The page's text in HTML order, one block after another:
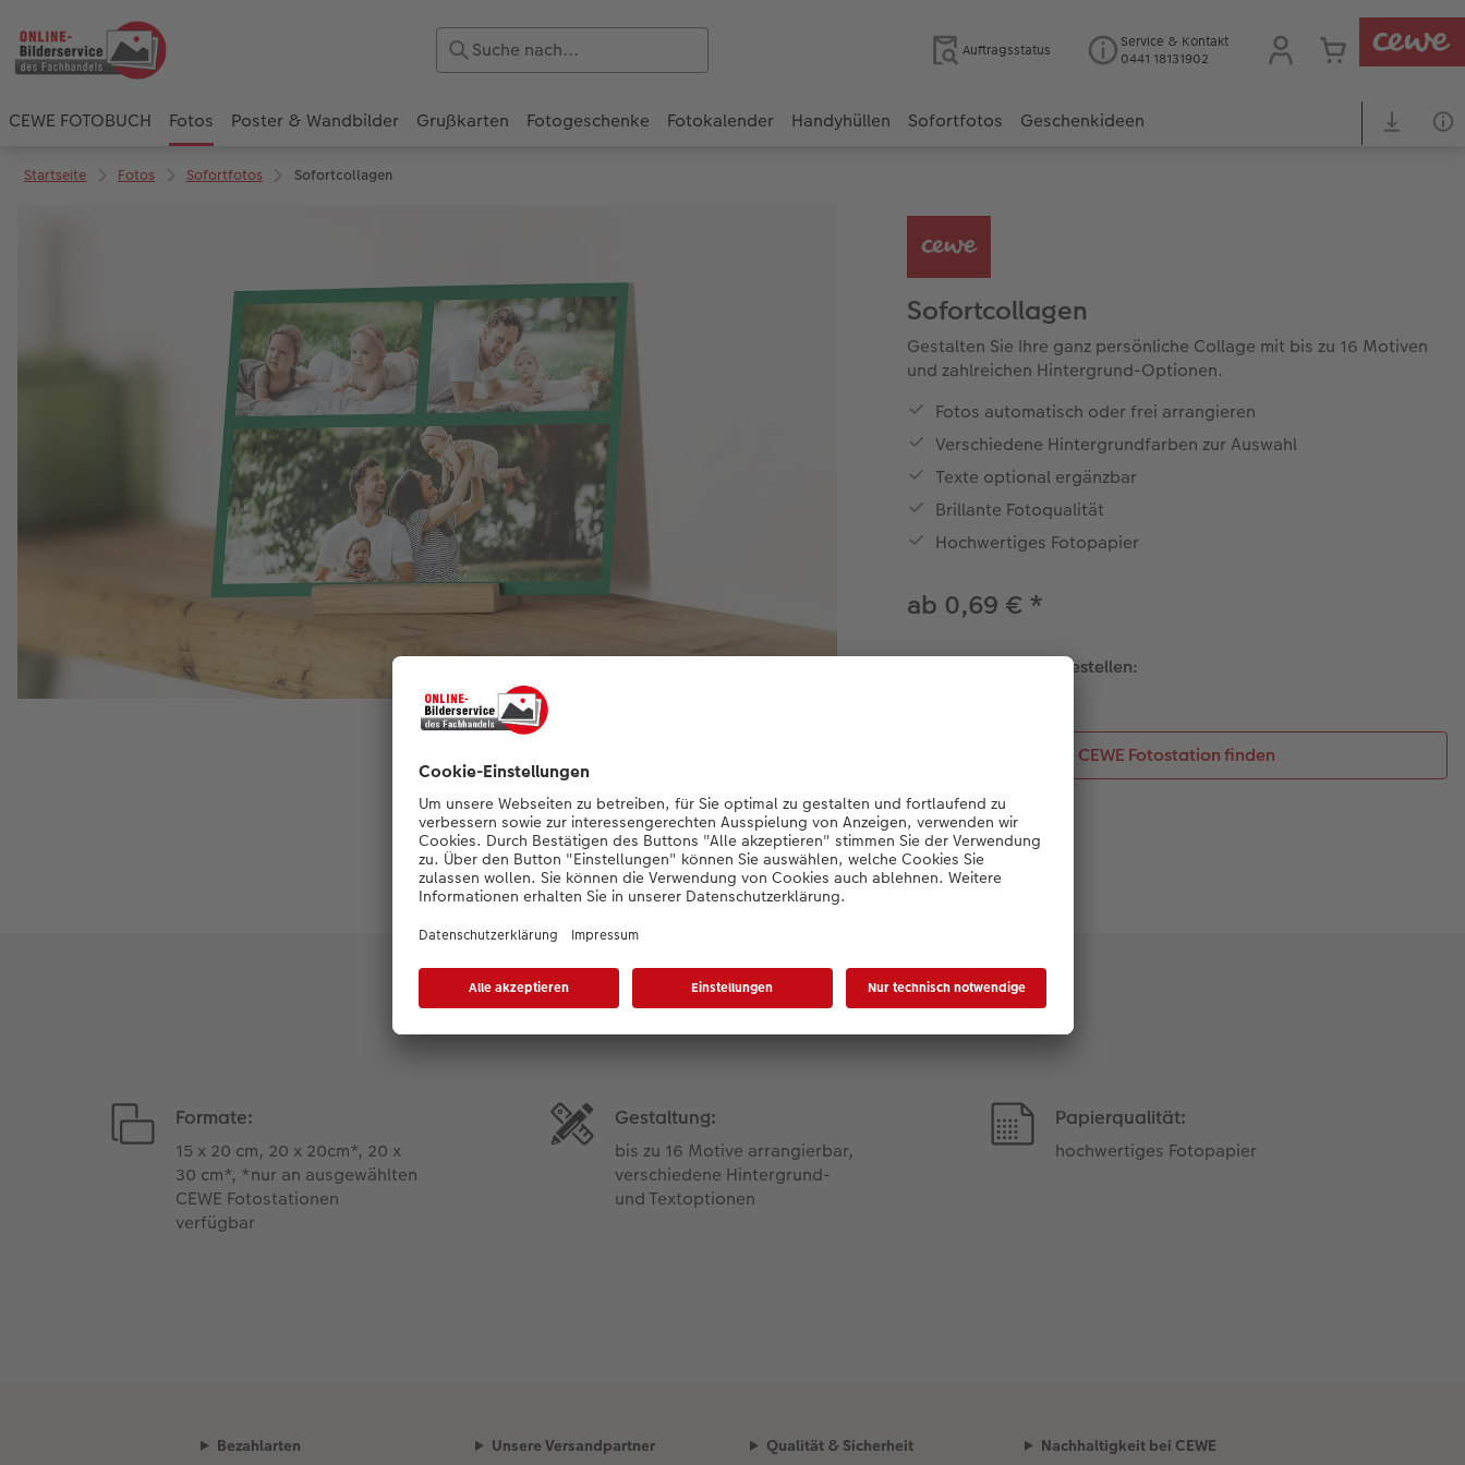
Auftragsstatus
Service & Kontakt
0441 18131902
CEWE FOTOBUCH Fotos Poster & Wandbilder Grußkarten Fotogeschenke Fotokalender Handyhüllen Sofortfotos Geschenkideen
Startseite Fotos Sofortfotos Sofortcollagen
Sofortcollagen
Gestalten Sie Ihre ganz persönliche Collage mit bis zu 16 Motiven
und zahlreichen Hintergrund-Optionen.
Fotos automatisch oder frei arrangieren
Verschiedene Hintergrundfarben zur Auswahl
Texte optional ergänzbar
Brillante Fotoqualität
Hochwertiges Fotopapier
ab 0,69 € *
Jetzt gestalten und bestellen:
CEWE Fotostation finden
Produktdetails
Formate:
15 x 20 cm, 20 x 20cm*, 20 x
30 cm*, *nur an ausgewählten
CEWE Fotostationen
verfügbar
Gestaltung:
bis zu 16 Motive arrangierbar,
verschiedene Hintergrund-
und Textoptionen
Papierqualität:
hochwertiges Fotopapier
Bezahlarten Unsere Versandpartner Qualität & Sicherheit Nachhaltigkeit bei CEWE